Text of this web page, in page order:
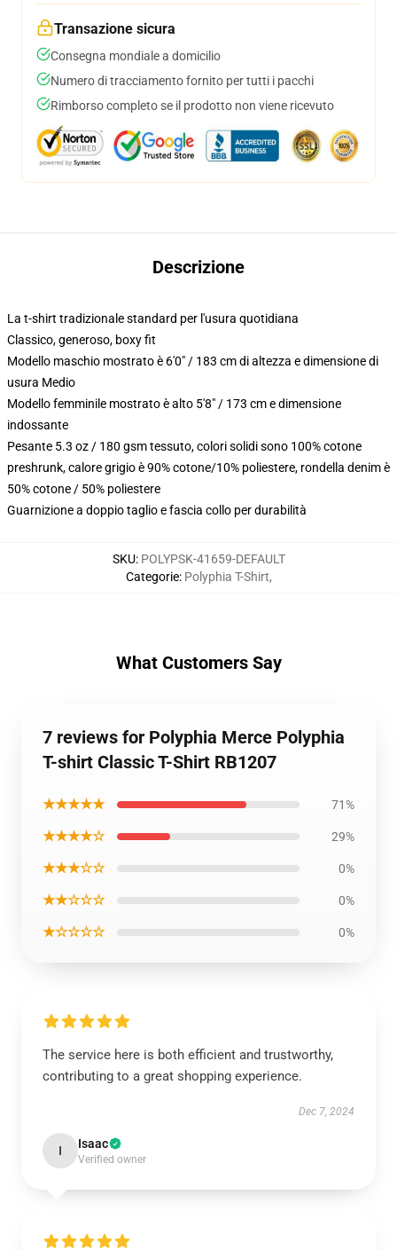
Transazione sicura
Consegna mondiale a domicilio
Numero di tracciamento fornito per tutti i pacchi
Rimborso completo se il prodotto non viene ricevuto
Descrizione
La t-shirt tradizionale standard per l'usura quotidiana
Classico, generoso, boxy fit
Modello maschio mostrato è 6'0" / 183 cm di altezza e dimensione di
usura Medio
Modello femminile mostrato è alto 5'8" / 173 cm e dimensione
indossante
Pesante 5.3 oz / 180 gsm tessuto, colori solidi sono 100% cotone
preshrunk, calore grigio è 90% cotone/10% poliestere, rondella denim è
50% cotone / 50% poliestere
Guarnizione a doppio taglio e fascia collo per durabilità
SKU: POLYPSK-41659-DEFAULT
Categorie: Polyphia T-Shirt,
What Customers Say
7 reviews for Polyphia Merce Polyphia
T-shirt Classic T-Shirt RB1207
★★★★★ 71%
★★★★☆ 29%
★★★☆☆ 0%
★★☆☆☆ 0%
★☆☆☆☆ 0%
The service here is both efficient and trustworthy,
contributing to a great shopping experience.
Dec 7, 2024
I Isaac
Verified owner